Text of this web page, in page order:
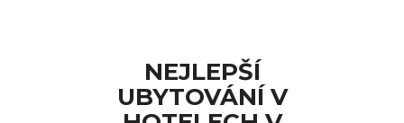
NEJLEPŠÍ
UBYTOVÁNÍ V